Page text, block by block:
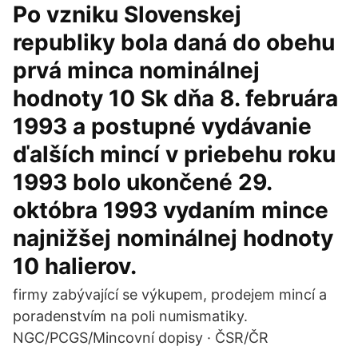
Po vzniku Slovenskej
republiky bola daná do obehu
prvá minca nominálnej
hodnoty 10 Sk dňa 8. februára
1993 a postupné vydávanie
ďalších mincí v priebehu roku
1993 bolo ukončené 29.
októbra 1993 vydaním mince
najnižšej nominálnej hodnoty
10 halierov.
firmy zabývající se výkupem, prodejem mincí a
poradenstvím na poli numismatiky.
NGC/PCGS/Mincovní dopisy · ČSR/ČR